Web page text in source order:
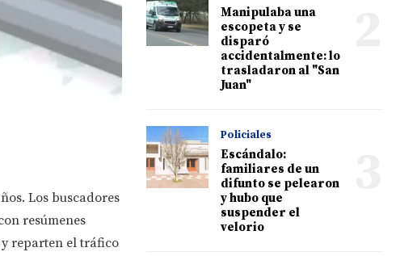
Los buscadores
resúmenes
reparten el tráfico
Manipulaba una
escopeta y se
disparó
accidentalmente: lo
trasladaron al "San
Juan"
Policiales
Escándalo:
familiares de un
difunto se pelearon
y hubo que
suspender el
velorio